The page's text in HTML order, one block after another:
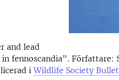
and lead
fennoscandia". Författare:
iWildlife Society